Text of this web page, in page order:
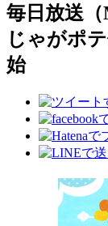
毎日放送
じゃがポ
始